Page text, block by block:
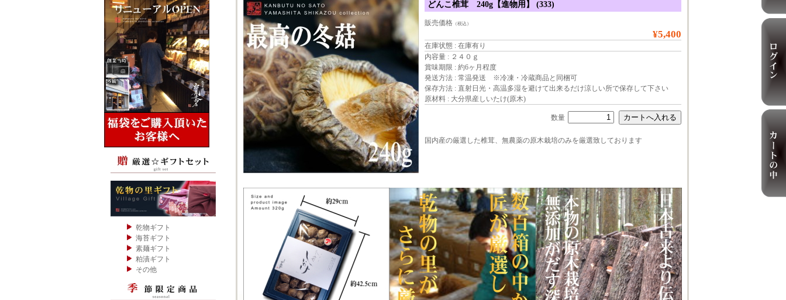
どんこ椎茸 240g【進物用】 (333)
販売価格 （税込）
¥5,400
在庫状態 : 在庫有り
内容量 : ２４０ｇ
賞味期限 : 約6ヶ月程度
発送方法 : 常温発送 ※冷凍・冷蔵商品と同梱可
保存方法 : 直射日光・高温多湿を避けて出来るだけ涼しい所で保存して下さい
原材料 : 大分県産しいたけ(原木)
数量
国内産の厳選した椎茸、無農薬の原木栽培のみを厳選致しております
乾物ギフト
海苔ギフト
素麺ギフト
粕漬ギフト
その他